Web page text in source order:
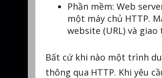
Phần mềm: Web
một máy chủ HTTP.
website (URL) và
Bất cứ khi nào một trình
thông qua HTTP. Khi yêu